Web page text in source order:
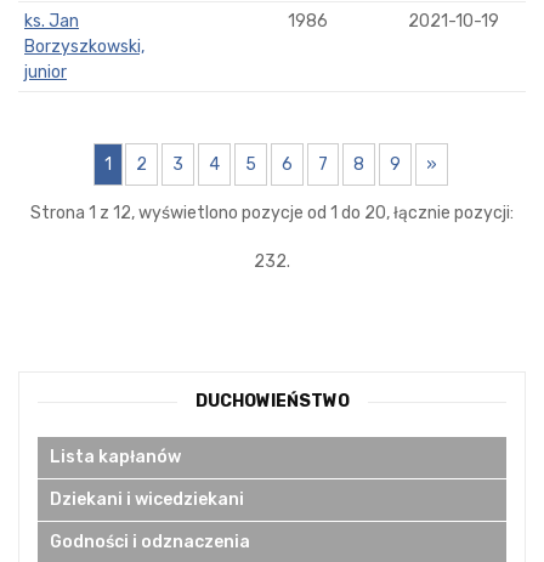
ks. Jan
Borzyszkowski,
junior
1986 2021-10-19
1 2 3 4 5 6 7 8 9 »
Strona 1 z 12, wyświetlono pozycje od 1 do 20, łącznie pozycji:
232.
DUCHOWIEŃSTWO
Lista kapłanów
Dziekani i wicedziekani
Godności i odznaczenia